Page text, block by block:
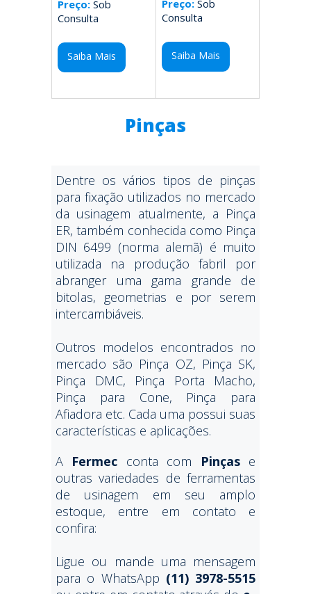
Preço: Sob
Consulta
Saiba Mais
Preço:Sob
Consulta
Saiba Mais
Pinças
Dentre os vários tipos de pinças
para fixação utilizados no mercado
da usinagem atualmente, a Pinça
ER, também conhecida como Pinça
DIN 6499 (norma alemã) é muito
utilizada na produção fabril por
abranger uma gama grande de
bitolas, geometrias e por serem
intercambiáveis.
Outros modelos encontrados no
mercado são Pinça OZ, Pinça SK,
Pinça DMC, Pinça Porta Macho,
Pinça para Cone, Pinça para
Afiadora etc. Cada uma possui suas
características e aplicações.
A Fermec conta com Pinçase
outras variedades de ferramentas
de usinagem em seu amplo
estoque, entre em contato e
confira:
Ligue ou mande uma mensagem
para o WhatsApp (11) 3978-5515